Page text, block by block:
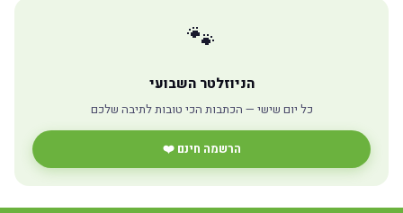
🐾
הניוזלטר השבועי
כל יום שישי — הכתבות הכי טובות לתיבה שלכם
הרשמה חינם ❤️